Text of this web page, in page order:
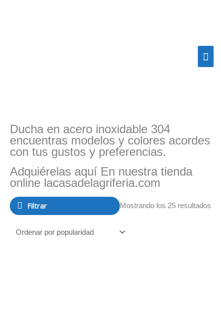
Ducha en acero inoxidable 304
encuentras modelos y colores acordes
con tus gustos y preferencias.
Adquiérelas aquí En nuestra tienda
online lacasadelagriferia.com
Filtrar Mostrando los 25 resultados